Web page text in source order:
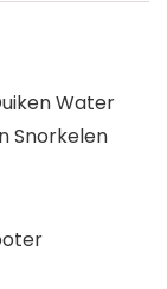
Water
Snorkelen